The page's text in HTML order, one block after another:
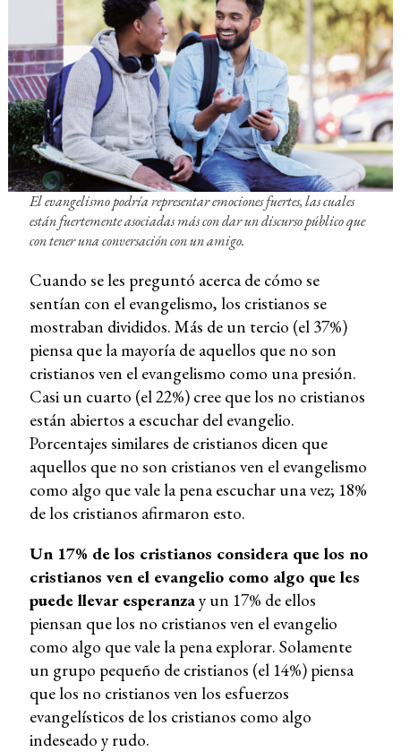
El evangelismo podría representar emociones fuertes, las cuales
están fuertemente asociadas más con dar un discurso público que
con tener una conversación con un amigo.
Cuando se les preguntó acerca de cómo se
sentían con el evangelismo, los cristianos se
mostraban divididos. Más de un tercio (el 37%)
piensa que la mayoría de aquellos que no son
cristianos ven el evangelismo como una presión.
Casi un cuarto (el 22%) cree que los no cristianos
están abiertos a escuchar del evangelio.
Porcentajes similares de cristianos dicen que
aquellos que no son cristianos ven el evangelismo
como algo que vale la pena escuchar una vez; 18%
de los cristianos afirmaron esto.
Un 17% de los cristianos considera que los no
cristianos ven el evangelio como algo que les
puede llevar esperanzay un 17% de ellos
piensan que los no cristianos ven el evangelio
como algo que vale la pena explorar. Solamente
un grupo pequeño de cristianos (el 14%) piensa
que los no cristianos ven los esfuerzos
evangelísticos de los cristianos como algo
indeseado y rudo.